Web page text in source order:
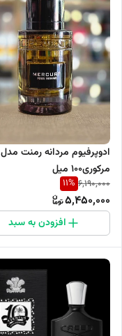
ادوپرفیوم مردانه رمنت مدل
مرکوری۱۰۰ میل
6,190,000
11%
5,450,000
افزودن به سبد